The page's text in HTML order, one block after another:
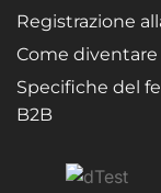
Registrazione
Come
Specifiche del
B2B